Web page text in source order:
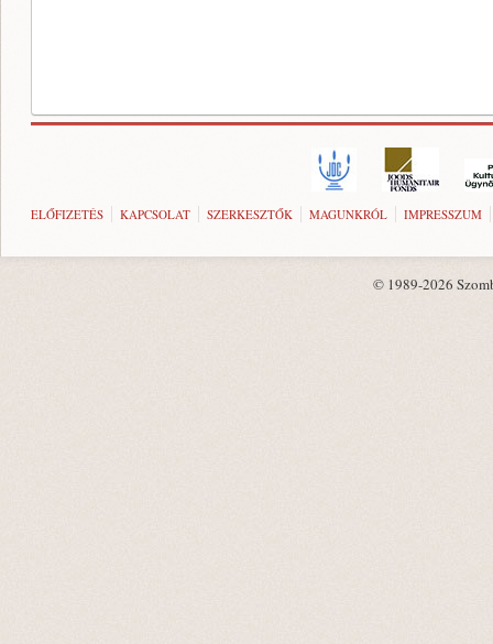
ELŐFIZETÉS KAPCSOLAT SZERKESZTŐK MAGUNKRÓL IMPRESSZUM
© 1989-2026